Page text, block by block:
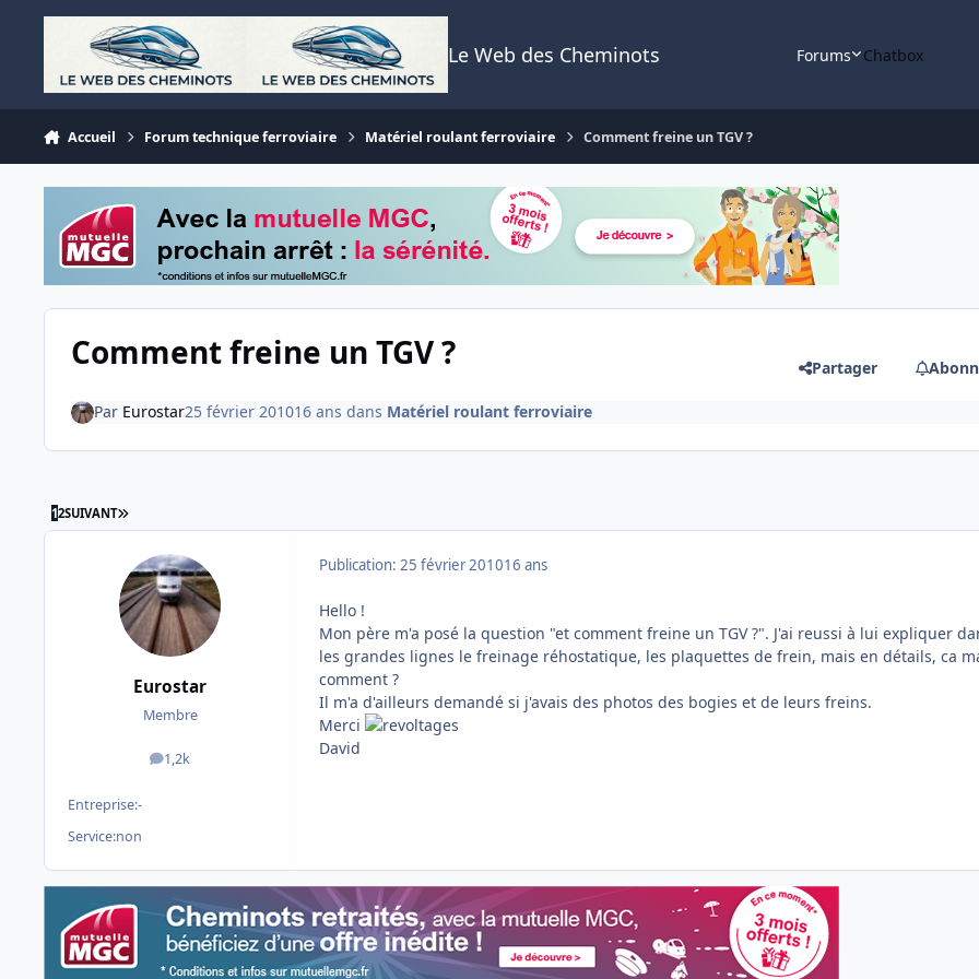
Aller au contenu
Le Web des Cheminots Forums Chatbox
Accueil Forum technique ferroviaire Matériel roulant ferroviaire Comment freine un TGV ?
Comment freine un TGV ? Partager
Par Eurostar25 février 201016 ans dans Matériel roulant ferroviaire
12SUIVANT DERNIÈRE PAGE
Eurostar
Membre
1,2k
messages
Entreprise:-
Service:non
Publication: 25 février 201016 ans
Hello !
Mon père m'a posé la question "et comment freine un TGV ?". J'ai reussi à lui expliquer
les grandes lignes le freinage réhostatique, les plaquettes de frein, mais en détails, ca
comment ?
Il m'a d'ailleurs demandé si j'avais des photos des bogies et de leurs freins.
Merci
David